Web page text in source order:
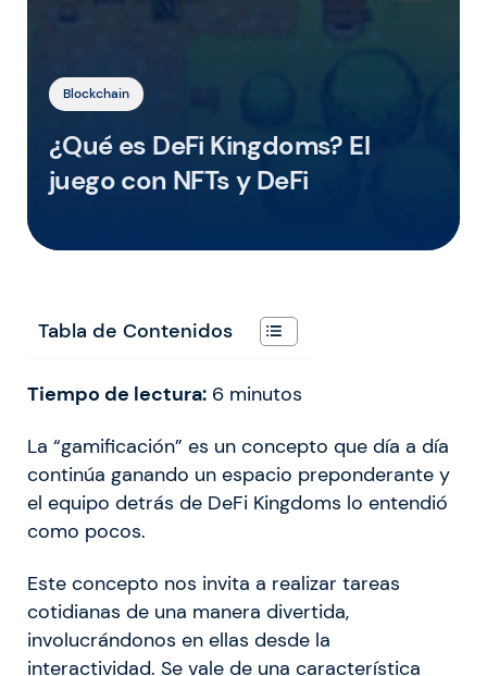
Blockchain
¿Qué es DeFi Kingdoms? El
juego con NFTs y DeFi
Tabla de Contenidos
Tiempo de lectura: 6 minutos
La “gamificación” es un concepto que día a día
continúa ganando un espacio preponderante y
el equipo detrás de DeFi Kingdoms lo entendió
como pocos.
Este concepto nos invita a realizar tareas
cotidianas de una manera divertida,
involucrándonos en ellas desde la
interactividad. Se vale de una característica